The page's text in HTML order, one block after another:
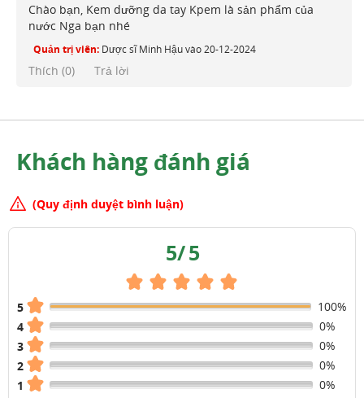
Chào bạn, Kem dưỡng da tay Kpem là sản phẩm của
nước Nga bạn nhé
Quản trị viên: Dược sĩ Minh Hậuvào20-12-2024
Thích (0) Trả lời
Khách hàng đánh giá
(Quy định duyệt bình luận)
5/5
5
100%
4
0%
3
0%
2
0%
1
0%